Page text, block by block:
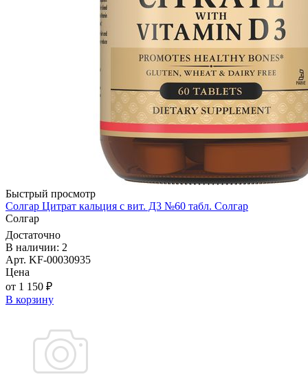
Быстрый просмотр
Солгар Цитрат кальция с вит. Д3 №60 табл. Солгар
Солгар
Достаточно
В наличии: 2
Арт. KF-00030935
Цена
от 1 150 ₽
В корзину